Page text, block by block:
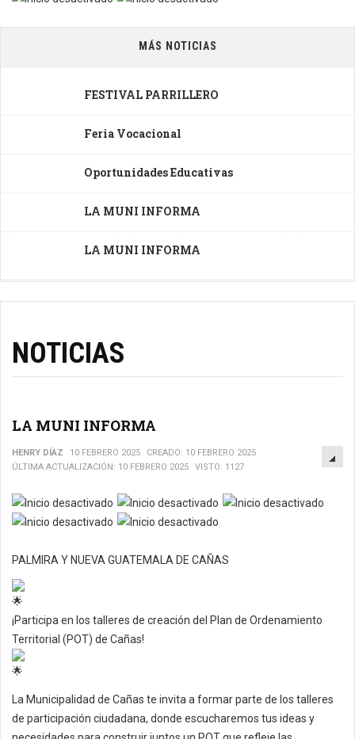
MÁS NOTICIAS
FESTIVAL PARRILLERO
Feria Vocacional
Oportunidades Educativas
LA MUNI INFORMA
LA MUNI INFORMA
NOTICIAS
LA MUNI INFORMA
HENRY DÍAZ 10 FEBRERO 2025
CREADO: 10 FEBRERO 2025
ÚLTIMA ACTUALIZACIÓN: 10 FEBRERO 2025
VISTO: 1127
PALMIRA Y NUEVA GUATEMALA DE CAÑAS
¡Participa en los talleres de creación del Plan de Ordenamiento
Territorial (POT) de Cañas!
La Municipalidad de Cañas te invita a formar parte de los talleres
de participación ciudadana, donde escucharemos tus ideas y